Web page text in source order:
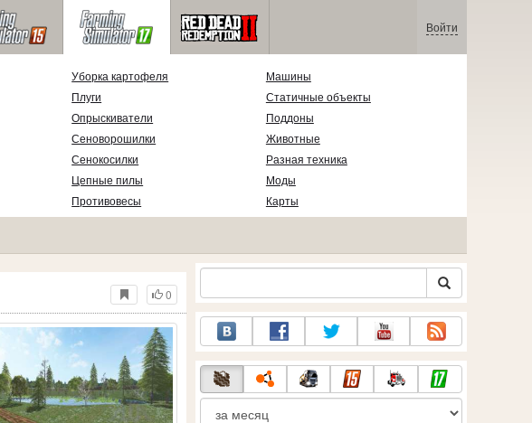
Войти
Уборка картофеля
Плуги
Опрыскиватели
Сеноворошилки
Сенокосилки
Цепные пилы
Противовесы
Машины
Статичные объекты
Поддоны
Животные
Разная техника
Моды
Карты
0